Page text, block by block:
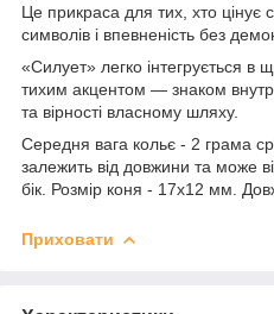
Це прикраса для тих, хто цінує
символів і впевненість без
«Силует» легко інтегрується
тихим акцентом — знаком
та вірності власному шляху.
Середня вага кольє - 2 грама
залежить від довжини та може
бік. Розмір коня - 17х12 мм.
Приховати